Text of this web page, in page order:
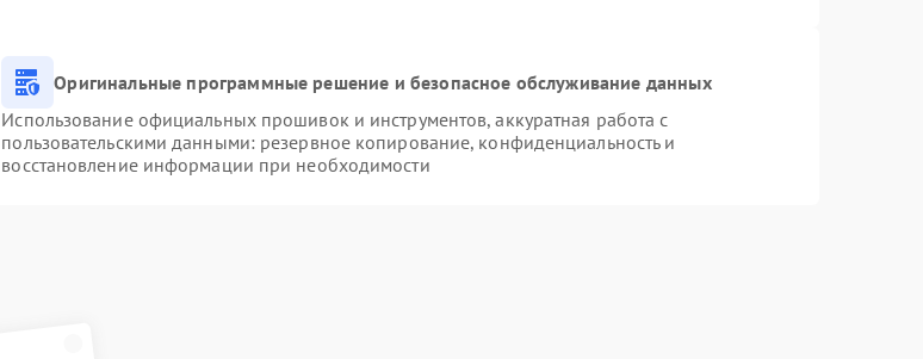
Оригинальные программные решение и безопасное обслуживание данных
Использование официальных прошивок и инструментов, аккуратная работа с
пользовательскими данными: резервное копирование, конфиденциальность и
восстановление информации при необходимости